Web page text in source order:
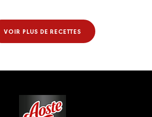
VOIR PLUS DE RECETTES